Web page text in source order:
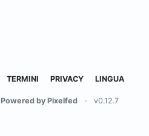
TERMINI PRIVACY LINGUA
Powered by Pixelfed · v0.12.7